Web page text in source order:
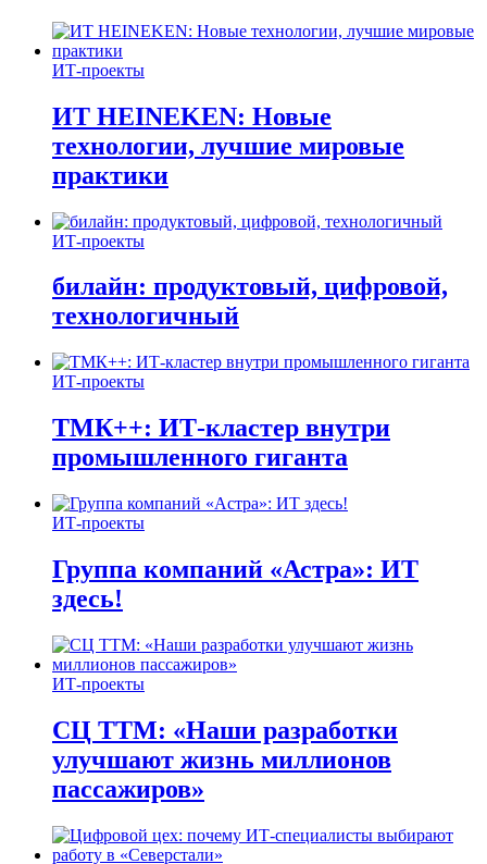
ИТ-проекты
ИТ HEINEKEN: Новые
технологии, лучшие мировые
практики
ИТ-проекты
билайн: продуктовый, цифровой,
технологичный
ИТ-проекты
ТМК++: ИТ-кластер внутри
промышленного гиганта
ИТ-проекты
Группа компаний «Астра»: ИТ
здесь!
ИТ-проекты
СЦ ТТМ: «Наши разработки
улучшают жизнь миллионов
пассажиров»